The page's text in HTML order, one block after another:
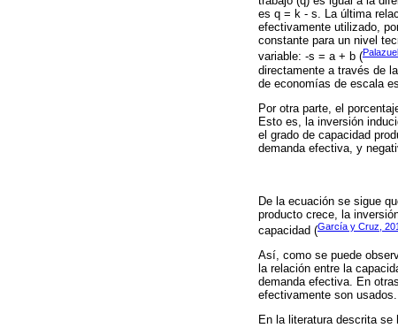
es q = k - s. La última
efectivamente utilizado,
constante para un nivel
variable: -s = a + b (
directamente a través de
de economías de escala
Por otra parte, el
Esto es, la inversión
el grado de capacidad
demanda efectiva, y
De la ecuación se sigue
producto crece, la
capacidad (García y Cruz,
Así, como se puede
la relación entre la
demanda efectiva. En
efectivamente son usados.
En la literatura descrita